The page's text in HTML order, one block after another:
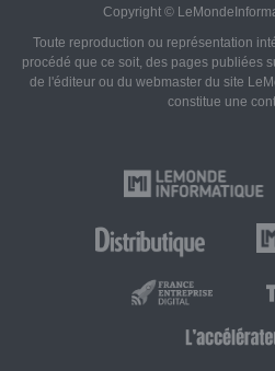
Copyright ©
Toute reproduction ou représentation
procédé que ce soit, des pages publiées
de l'éditeur ou du webmaster du site
constitue une